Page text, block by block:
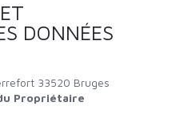
DONNÉES
33520 Bruges
Propriétaire